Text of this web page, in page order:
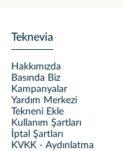
Teknevia
Hakkımızda
Basında Biz
Kampanyalar
Yardım Merkezi
Tekneni Ekle
Kullanım Şartları
İptal Şartları
KVKK - Aydınlatma